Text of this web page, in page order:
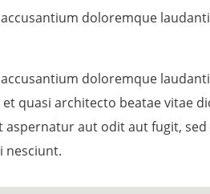
doloremque
doloremque
quasi architecto beatae vitae
aut odit aut fugit, sed
nesciunt.